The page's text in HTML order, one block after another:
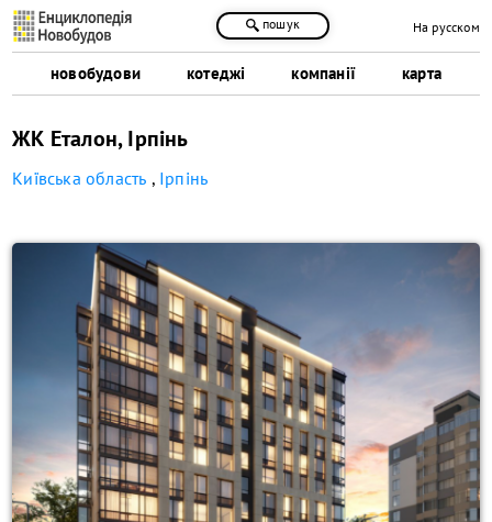
новобудови котеджі компанії карта
пошук На русском
ЖК Еталон, Ірпінь
Київська область , Ірпінь